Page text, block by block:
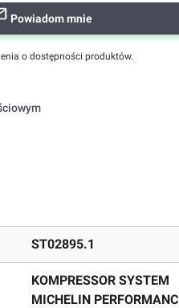
Powiadom mnie
o dostępności produktów.
ST02895.1
KOMPRESSOR SYSTEM
MICHELIN